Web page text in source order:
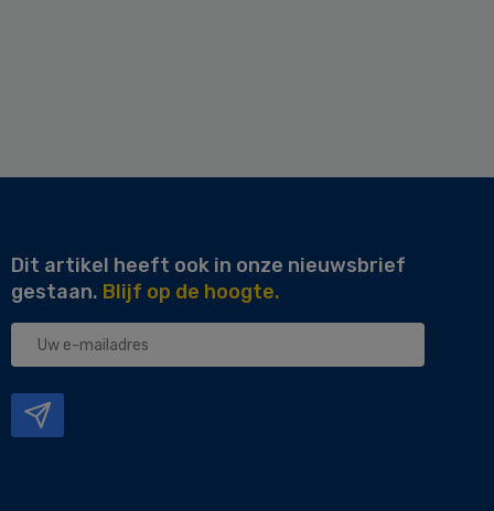
Dit artikel heeft ook in onze nieuwsbrief
gestaan. Blijf op de hoogte.
Uw